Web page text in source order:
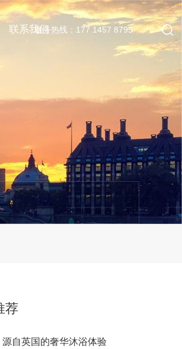
联系我们服务热线：177 1457 8795
荐
自英国的奢华沐浴体验